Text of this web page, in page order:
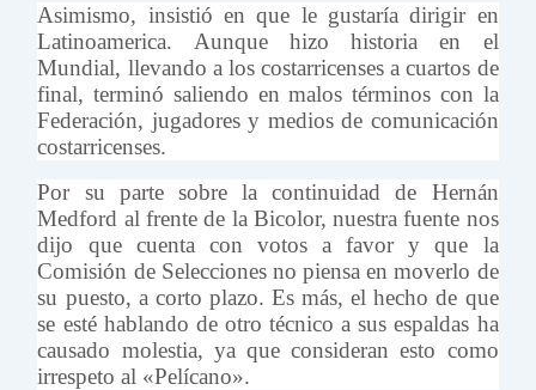
Asimismo, insistió en que le gustaría dirigir en
Latinoamerica. Aunque hizo historia en el
Mundial, llevando a los costarricenses a cuartos de
final, terminó saliendo en malos términos con la
Federación, jugadores y medios de comunicación
costarricenses.
Por su parte sobre la continuidad de Hernán
Medford al frente de la Bicolor, nuestra fuente nos
dijo que cuenta con votos a favor y que la
Comisión de Selecciones no piensa en moverlo de
su puesto, a corto plazo. Es más, el hecho de que
se esté hablando de otro técnico a sus espaldas ha
causado molestia, ya que consideran esto como
irrespeto al «Pelícano».